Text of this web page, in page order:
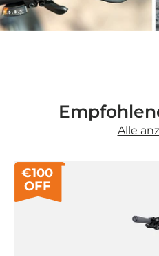
Alle
€100
OFF